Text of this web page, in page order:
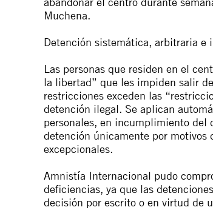
Muchena.
Detención sistemática, arbitraria e
Las personas que residen en el
la libertad” que les impiden salir
restricciones exceden las
detención ilegal. Se aplican
personales, en incumplimiento del
detención únicamente por motivos
excepcionales.
Amnistía Internacional pudo
deficiencias, ya que las
decisión por escrito o en virtud de